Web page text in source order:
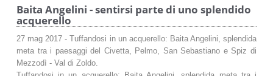
Baita Angelini - sentirsi parte di uno splendido
acquerello
27 mag 2017 - Tuffandosi in un acquerello: Baita Angelini, splendida
meta tra i paesaggi del Civetta, Pelmo, San Sebastiano e Spiz di
Mezzodì - Val di Zoldo.